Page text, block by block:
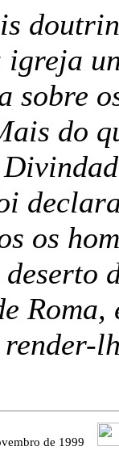
igreja
sobre
do
os
Roma,
de 1999